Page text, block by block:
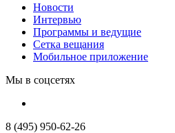
Новости
Интервью
Программы и ведущие
Сетка вещания
Мобильное приложение
Мы в соцсетях
8 (495) 950-62-26